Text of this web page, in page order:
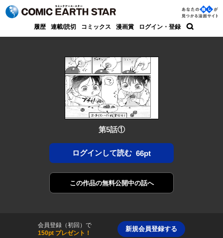
コミック アース・スター
あなた
の推し
履歴 連載/読切 コミックス 漫画賞 ログイン・登録
第5話①
ログインして読む 66pt
この作品の無料公開中の話へ
会員登録（初回）で
150pt プレゼント！
新規会員登録する